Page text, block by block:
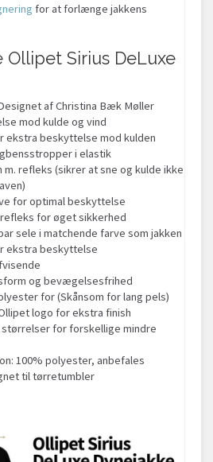
for at forlænge jakkens
Sirius DeLuxe
af Christina Bæk Møller
mod kulde og vind
ekstra beskyttelse mod kulden
i elastik
refleks (sikrer at sne og kulde ikke
for optimal beskyttelse
for øget sikkerhed
sele i matchende farve som jakken
ekstra beskyttelse
og bevægelsesfrihed
for (Skånsom for lang pels)
logo for ekstra finish
for forskellige mindre
100% polyester, anbefales
til tørretumbler